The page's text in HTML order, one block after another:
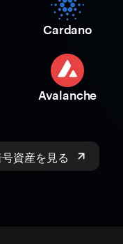
Cardano
Avalanche
資産を見る